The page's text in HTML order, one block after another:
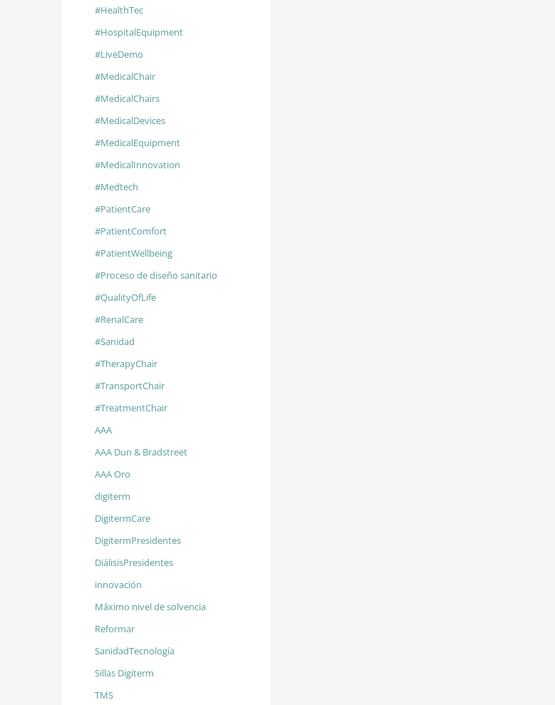
#HealthTec
#HospitalEquipment
#LiveDemo
#MedicalChair
#MedicalChairs
#MedicalDevices
#MedicalEquipment
#MedicalInnovation
#Medtech
#PatientCare
#PatientComfort
#PatientWellbeing
#Proceso de diseño sanitario
#QualityOfLife
#RenalCare
#Sanidad
#TherapyChair
#TransportChair
#TreatmentChair
AAA
AAA Dun & Bradstreet
AAA Oro
digiterm
DigitermCare
DigitermPresidentes
DiálisisPresidentes
innovación
Máximo nivel de solvencia
Reformar
SanidadTecnología
Sillas Digiterm
TMS